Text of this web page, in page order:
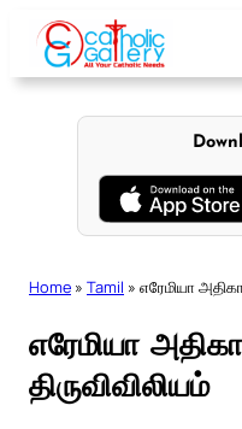
content
Home » Tamil » எரேமியா
எரேமியா
திருவிவிலியம்